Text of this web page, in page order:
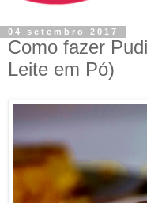
04 setembro 2017
Como fazer
Leite em Pó)